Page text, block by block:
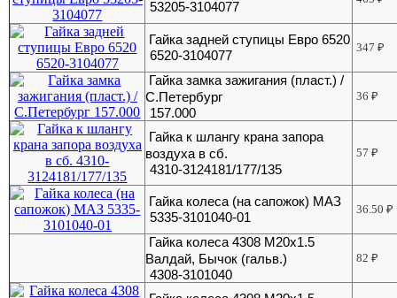
53205-3104077
Гайка задней ступицы Евро 6520
6520-3104077
347₽
Гайка замка зажигания (пласт.) /
С.Петербург
157.000
36₽
Гайка к шлангу крана запора
воздуха в сб.
4310-3124181/177/135
57₽
Гайка колеса (на сапожок) МАЗ
5335-3101040-01
36.50₽
Гайка колеса 4308 М20х1.5
Валдай, Бычок (гальв.)
4308-3101040
82₽